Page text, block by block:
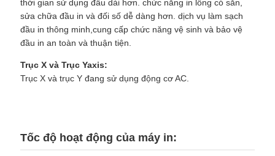
MẬT
thời gian sử dụng đầu dài hơn. chức năng in lông có sẵn,
sửa chữa đầu in và đối số dễ dàng hơn. dịch vụ làm sạch
đầu in thông minh,cung cấp chức năng vệ sinh và bảo vệ
đầu in an toàn và thuận tiện.
Trục X và Trục Yaxis:
Trục X và trục Y đang sử dụng động cơ AC.
Tốc độ hoạt động của máy in: